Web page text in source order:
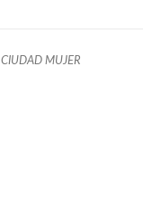
CIUDAD MUJER